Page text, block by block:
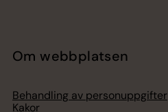
Om webbplatsen
Behandling av personuppgifter
Kakor